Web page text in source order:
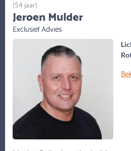
(54 jaar)
Jeroen Mulder
Exclusief Advies